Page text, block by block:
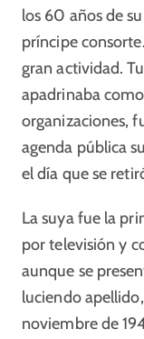
los 60 años de
príncipe
gran actividad.
apadrinaba
organizaciones,
agenda pública
el día que se
La suya fue la
por televisión y
aunque se
luciendo
noviembre de